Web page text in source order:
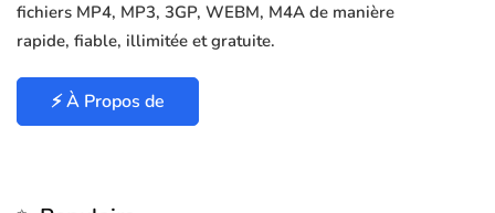
fichiers MP4, MP3, 3GP, WEBM, M4A de manière
rapide, fiable, illimitée et gratuite.
⚡ À Propos de